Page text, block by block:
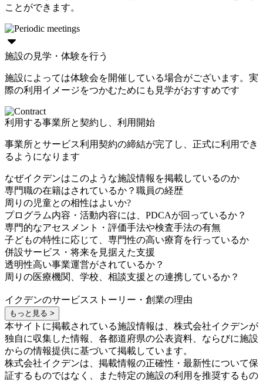
ことができます。
施設の見学・体験を行う
施設によっては体験会を開催している場合がございます。実
際の利用イメージをつかむためにも見学がおすすめです
利用する事業所と契約し、利用開始
事業所とサービス利用契約の締結が完了し、正式に利用でき
るようになります
なぜイクデンはこのような施設情報を掲載しているのか
専門職の在籍はされているか？職員の経歴
周りの児童との相性はよいか?
プログラム内容・活動内容には、PDCAが回っているか？
専門的なアセスメント・評価手法や検査手法の有無
子どもの特性に応じて、専門性の高い療育を行っているか
併設サービス・将来を見据えた支援
透明性高い事業運営がされているか？
周りの医療機関、学校、相談支援との連携しているか？
イクデンのサービスストーリー・創業の理由
もっと見る >
本サイトに掲載されている施設情報は、株式会社イクデンが
独自に収集した情報、各都道府県の公表資料、ならびに施設
からの情報提供に基づいて掲載しています。
株式会社イクデンは、掲載情報の正確性・最新性について保
証するものではなく、また特定の施設の利用を推奨するもの